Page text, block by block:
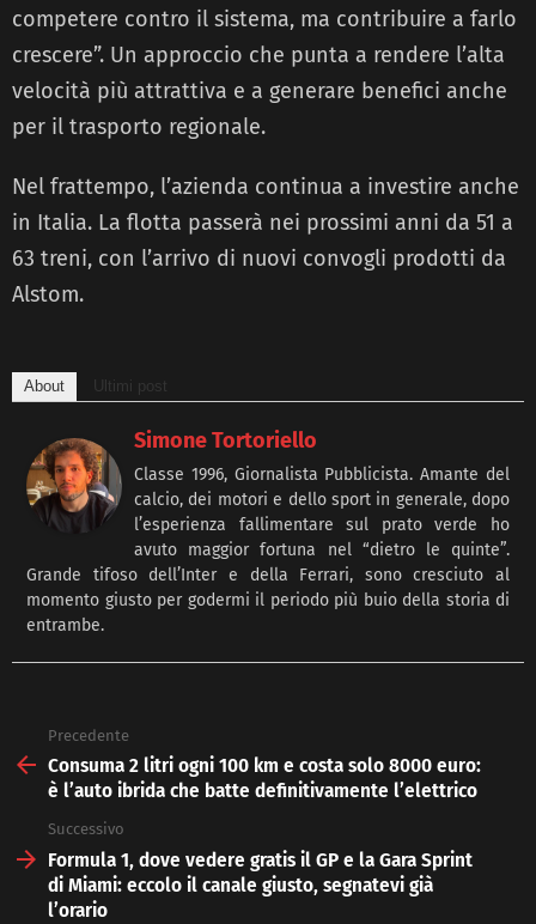
competere contro il sistema, ma contribuire a farlo
crescere”. Un approccio che punta a rendere l’alta
velocità più attrattiva e a generare benefici anche
per il trasporto regionale.
Nel frattempo, l’azienda continua a investire anche
in Italia. La flotta passerà nei prossimi anni da 51 a
63 treni, con l’arrivo di nuovi convogli prodotti da
Alstom.
About Ultimi post
Simone Tortoriello
Classe 1996, Giornalista Pubblicista. Amante del
calcio, dei motori e dello sport in generale, dopo
l’esperienza fallimentare sul prato verde ho
avuto maggior fortuna nel “dietro le quinte”.
Grande tifoso dell’Inter e della Ferrari, sono cresciuto al
momento giusto per godermi il periodo più buio della storia di
entrambe.
more
Precedente
Consuma 2 litri ogni 100 km e costa solo 8000 euro:
è l’auto ibrida che batte definitivamente l’elettrico
Successivo
Formula 1, dove vedere gratis il GP e la Gara Sprint
di Miami: eccolo il canale giusto, segnatevi già
l’orario